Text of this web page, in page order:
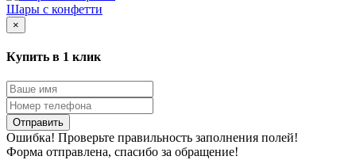
Шары с конфетти
×
Купить в 1 клик
Отправить
Ошибка! Проверьте правильность заполнения полей!
Форма отправлена, спасибо за обращение!